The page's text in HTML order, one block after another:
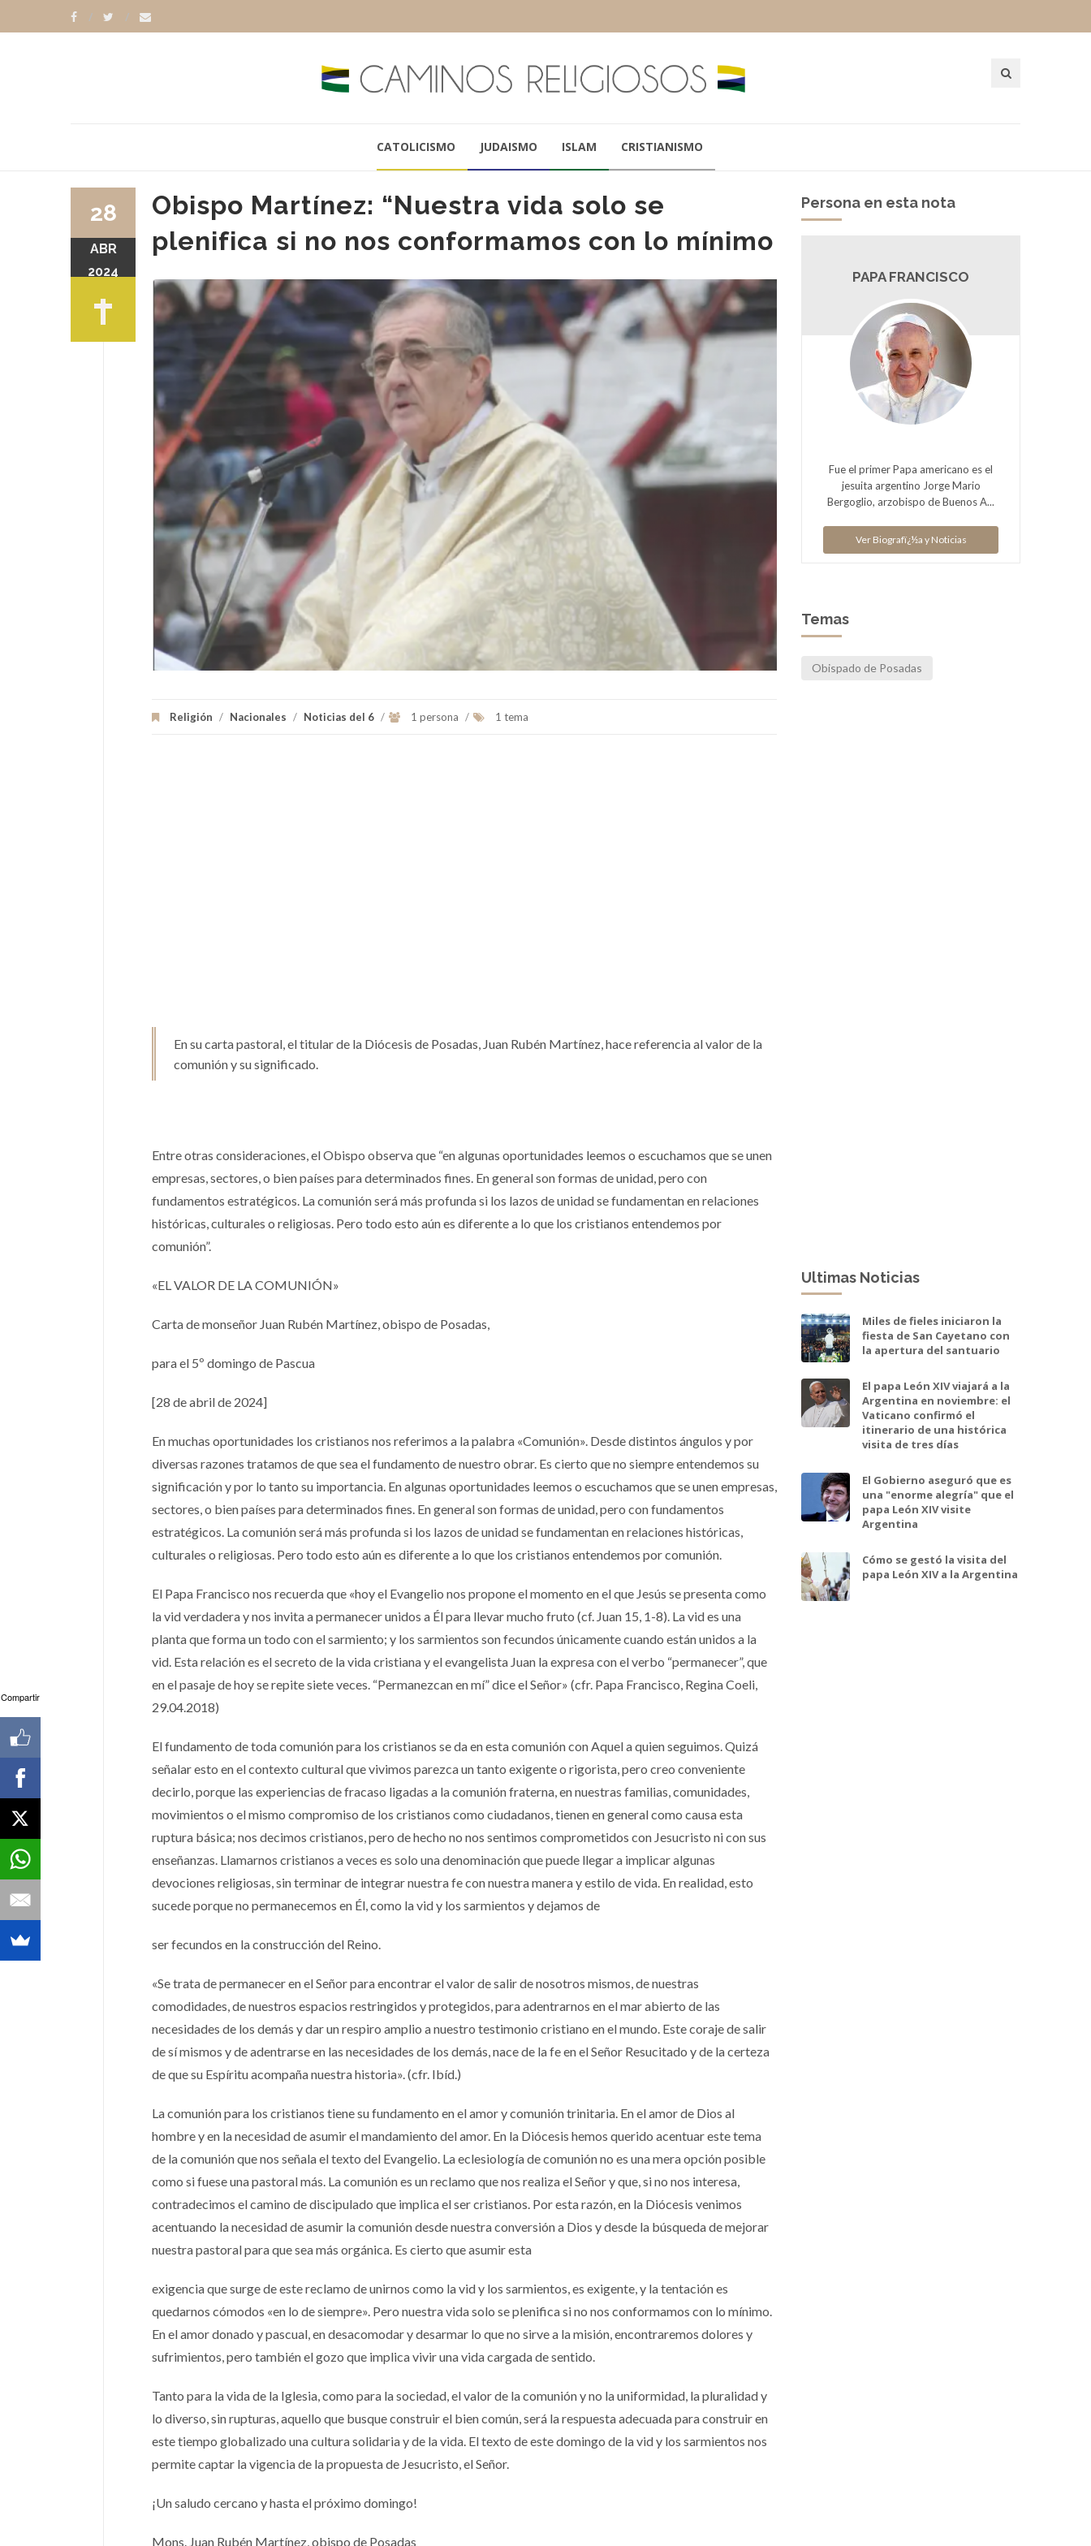
CATOLICISMO JUDAISMO ISLAM CRISTIANISMO
Obispo Martínez: “Nuestra vida solo se
plenifica si no nos conformamos con lo mínimo
Religión / Nacionales / Noticias del 6 / 1 persona / 1 tema
28
ABR
2024
En su carta pastoral, el titular de la Diócesis de Posadas, Juan Rubén Martínez, hace referencia al valor de la
comunión y su significado.
Entre otras consideraciones, el Obispo observa que “en algunas oportunidades leemos o escuchamos que se unen
empresas, sectores, o bien países para determinados fines. En general son formas de unidad, pero con
fundamentos estratégicos. La comunión será más profunda si los lazos de unidad se fundamentan en relaciones
históricas, culturales o religiosas. Pero todo esto aún es diferente a lo que los cristianos entendemos por
comunión”.
«EL VALOR DE LA COMUNIÓN»
Carta de monseñor Juan Rubén Martínez, obispo de Posadas,
para el 5º domingo de Pascua
[28 de abril de 2024]
En muchas oportunidades los cristianos nos referimos a la palabra «Comunión». Desde distintos ángulos y por
diversas razones tratamos de que sea el fundamento de nuestro obrar. Es cierto que no siempre entendemos su
significación y por lo tanto su importancia. En algunas oportunidades leemos o escuchamos que se unen empresas,
sectores, o bien países para determinados fines. En general son formas de unidad, pero con fundamentos
estratégicos. La comunión será más profunda si los lazos de unidad se fundamentan en relaciones históricas,
culturales o religiosas. Pero todo esto aún es diferente a lo que los cristianos entendemos por comunión.
El Papa Francisco nos recuerda que «hoy el Evangelio nos propone el momento en el que Jesús se presenta como
la vid verdadera y nos invita a permanecer unidos a Él para llevar mucho fruto (cf. Juan 15, 1-8). La vid es una
planta que forma un todo con el sarmiento; y los sarmientos son fecundos únicamente cuando están unidos a la
vid. Esta relación es el secreto de la vida cristiana y el evangelista Juan la expresa con el verbo “permanecer”, que
en el pasaje de hoy se repite siete veces. “Permanezcan en mí” dice el Señor» (cfr. Papa Francisco, Regina Coeli,
29.04.2018)
El fundamento de toda comunión para los cristianos se da en esta comunión con Aquel a quien seguimos. Quizá
señalar esto en el contexto cultural que vivimos parezca un tanto exigente o rigorista, pero creo conveniente
decirlo, porque las experiencias de fracaso ligadas a la comunión fraterna, en nuestras familias, comunidades,
movimientos o el mismo compromiso de los cristianos como ciudadanos, tienen en general como causa esta
ruptura básica; nos decimos cristianos, pero de hecho no nos sentimos comprometidos con Jesucristo ni con sus
enseñanzas. Llamarnos cristianos a veces es solo una denominación que puede llegar a implicar algunas
devociones religiosas, sin terminar de integrar nuestra fe con nuestra manera y estilo de vida. En realidad, esto
sucede porque no permanecemos en Él, como la vid y los sarmientos y dejamos de
ser fecundos en la construcción del Reino.
«Se trata de permanecer en el Señor para encontrar el valor de salir de nosotros mismos, de nuestras
comodidades, de nuestros espacios restringidos y protegidos, para adentrarnos en el mar abierto de las
necesidades de los demás y dar un respiro amplio a nuestro testimonio cristiano en el mundo. Este coraje de salir
de sí mismos y de adentrarse en las necesidades de los demás, nace de la fe en el Señor Resucitado y de la certeza
de que su Espíritu acompaña nuestra historia». (cfr. Ibíd.)
La comunión para los cristianos tiene su fundamento en el amor y comunión trinitaria. En el amor de Dios al
hombre y en la necesidad de asumir el mandamiento del amor. En la Diócesis hemos querido acentuar este tema
de la comunión que nos señala el texto del Evangelio. La eclesiología de comunión no es una mera opción posible
como si fuese una pastoral más. La comunión es un reclamo que nos realiza el Señor y que, si no nos interesa,
contradecimos el camino de discipulado que implica el ser cristianos. Por esta razón, en la Diócesis venimos
acentuando la necesidad de asumir la comunión desde nuestra conversión a Dios y desde la búsqueda de mejorar
nuestra pastoral para que sea más orgánica. Es cierto que asumir esta
exigencia que surge de este reclamo de unirnos como la vid y los sarmientos, es exigente, y la tentación es
quedarnos cómodos «en lo de siempre». Pero nuestra vida solo se plenifica si no nos conformamos con lo mínimo.
En el amor donado y pascual, en desacomodar y desarmar lo que no sirve a la misión, encontraremos dolores y
sufrimientos, pero también el gozo que implica vivir una vida cargada de sentido.
Tanto para la vida de la Iglesia, como para la sociedad, el valor de la comunión y no la uniformidad, la pluralidad y
lo diverso, sin rupturas, aquello que busque construir el bien común, será la respuesta adecuada para construir en
este tiempo globalizado una cultura solidaria y de la vida. El texto de este domingo de la vid y los sarmientos nos
permite captar la vigencia de la propuesta de Jesucristo, el Señor.
¡Un saludo cercano y hasta el próximo domingo!
Mons. Juan Rubén Martínez, obispo de Posadas
Persona en esta nota
PAPA FRANCISCO
Fue el primer Papa americano es el
jesuita argentino Jorge Mario
Bergoglio, arzobispo de Buenos A...
Ver Biografï¿½a y Noticias
Temas
Obispado de Posadas
Ultimas Noticias
Miles de fieles iniciaron la
fiesta de San Cayetano con
la apertura del santuario
El papa León XIV viajará a la
Argentina en noviembre: el
Vaticano confirmó el
itinerario de una histórica
visita de tres días
El Gobierno aseguró que es
una "enorme alegría" que el
papa León XIV visite
Argentina
Cómo se gestó la visita del
papa León XIV a la Argentina
Compartir